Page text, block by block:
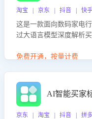
淘宝 | 京东 | 抖音 | 快
这是一款面向数码家电
过大语言模型深度解析
因，并输出可落地的改
免费开通，按量计费
AI智能买家
京东 | 淘宝 | 抖音 | 拼